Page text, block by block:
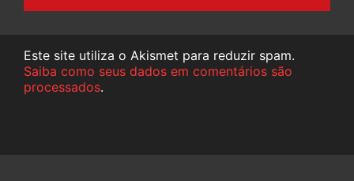
Este site utiliza o Akismet para reduzir spam.
Saiba como seus dados em comentários são
processados.